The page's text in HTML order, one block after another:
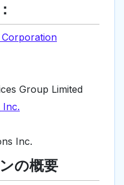
Group Limited
Inc.
Inc.
の概要